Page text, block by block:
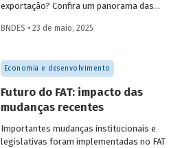
exportação? Confira um panorama das
entenda como esses sistemas
econômico, a inovação e a inserção
competitiva no mercado global.
BNDES • 23 de maio, 2025
Economia e desenvolvimento
Futuro do FAT: impacto das
mudanças recentes
Importantes mudanças institucionais e
legislativas foram implementadas no FAT